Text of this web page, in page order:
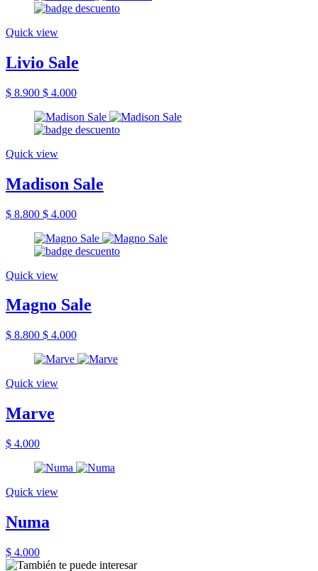
Quick view
Livio Sale
$ 8.900 $ 4.000
Quick view
Madison Sale
$ 8.800 $ 4.000
Quick view
Magno Sale
$ 8.800 $ 4.000
Quick view
Marve
$ 4.000
Quick view
Numa
$ 4.000